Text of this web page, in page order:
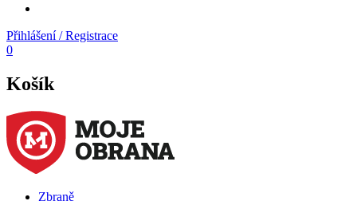
Přihlášení / Registrace
0
Košík
Zbraně